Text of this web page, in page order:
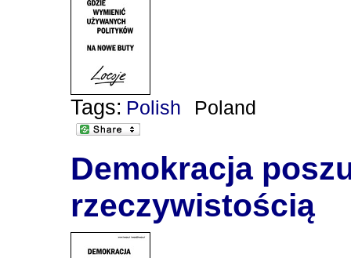
Tags: Polish Poland
Demokracja
rzeczywistością